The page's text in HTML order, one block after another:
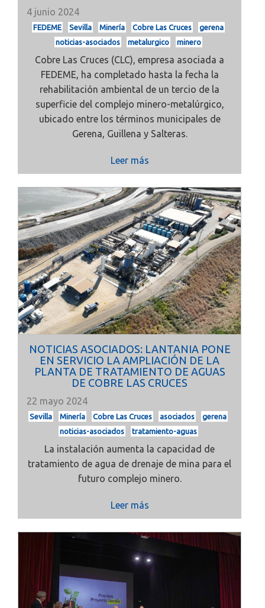
4 junio 2024
FEDEME Sevilla Minería Cobre Las Cruces
gerena
noticias-asociados
metalurgico minero
Cobre Las Cruces (CLC), empresa asociada a
FEDEME, ha completado hasta la fecha la
rehabilitación ambiental de un tercio de la
superficie del complejo minero-metalúrgico,
ubicado entre los términos municipales de
Gerena, Guillena y Salteras.
Leer más
NOTICIAS ASOCIADOS: LANTANIA PONE
EN SERVICIO LA AMPLIACIÓN DE LA
PLANTA DE TRATAMIENTO DE AGUAS
DE COBRE LAS CRUCES
22 mayo 2024
Sevilla Minería Cobre Las Cruces asociados
gerena
noticias-asociados
tratamiento-aguas
La instalación aumenta la capacidad de
tratamiento de agua de drenaje de mina para el
futuro complejo minero.
Leer más